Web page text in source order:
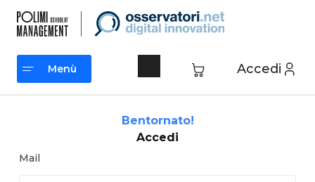
contenuto
Accedi
Menù
Bentornato!
Accedi
Mail